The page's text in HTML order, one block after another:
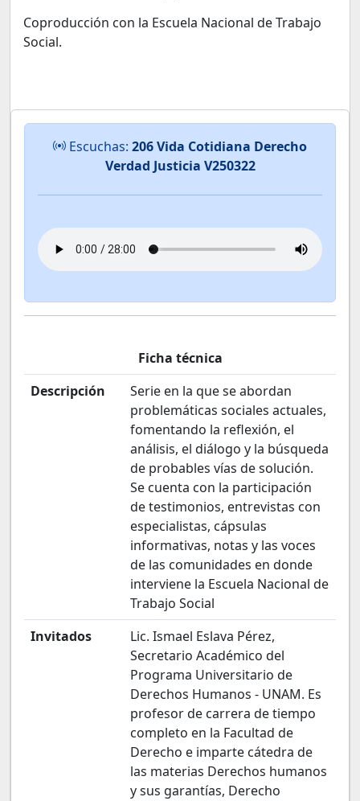
Coproducción con la Escuela Nacional de Trabajo
Social.
Escuchas: 206 Vida Cotidiana Derecho
Verdad Justicia V250322
Ficha técnica
Descripción
Serie en la que se abordan
problemáticas sociales actuales,
fomentando la reflexión, el
análisis, el diálogo y la búsqueda
de probables vías de solución.
Se cuenta con la participación
de testimonios, entrevistas con
especialistas, cápsulas
informativas, notas y las voces
de las comunidades en donde
interviene la Escuela Nacional de
Trabajo Social
Invitados
Lic. Ismael Eslava Pérez,
Secretario Académico del
Programa Universitario de
Derechos Humanos - UNAM. Es
profesor de carrera de tiempo
completo en la Facultad de
Derecho e imparte cátedra de
las materias Derechos humanos
y sus garantías, Derecho